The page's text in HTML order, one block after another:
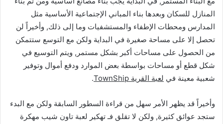
المنازل للسكان وبعدها بناء المباني الإجتماعية الأساسية مثل
المدارس ومحطات الإطفاء والمستشفيات وما إلى ذلك, وأخيراً لن
تحصل إلا على مساحة صغيرة في البداية ولكن مع التوسع ستتمكن
من الحصول على مساحات أكبر بشكل مستمر, ويتم التوسيع في
شكل قطع أو مساحات بواسطة بعض الموارد ودفع أموال وتوفير
شعبية معينة في لعبة القرية TownShip .
وأخيراً قد يظهر الأمر سهل من قراءة السطور السابقة ولكن مع البدء
ستجد عوائق كثيرة, ولكن لا تقلق فـ تهكير لعبة تاون شيب مهكرة